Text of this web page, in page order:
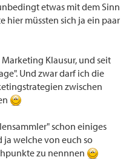
etwas mit dem Sinn
hier müssten sich ja ein paar
Klausur, und seit
Und zwar darf ich die
zwischen
schon einiges
ja welche von euch so
zu nennnen